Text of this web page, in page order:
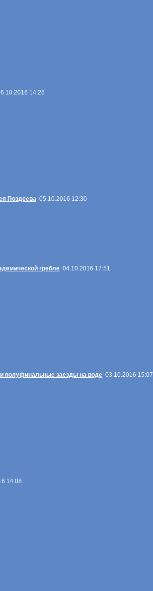
14:26
Поздеева 05.10.2016 12:30
гребле 04.10.2016 17:51
полуфинальные заезды на воде 03.10.2016 15:07
14:08